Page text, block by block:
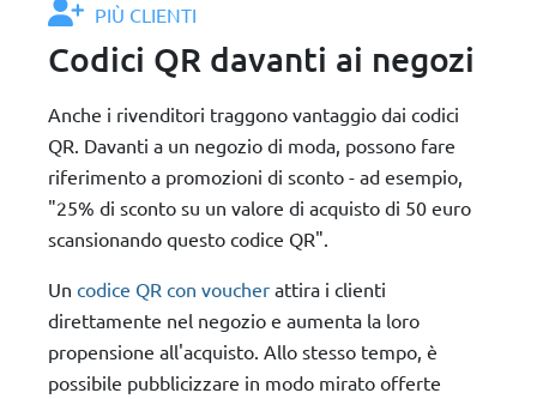
PIÙ CLIENTI
Codici QR davanti ai negozi
Anche i rivenditori traggono vantaggio dai codici
QR. Davanti a un negozio di moda, possono fare
riferimento a promozioni di sconto - ad esempio,
"25% di sconto su un valore di acquisto di 50 euro
scansionando questo codice QR".
Un codice QR con voucher attira i clienti
direttamente nel negozio e aumenta la loro
propensione all'acquisto. Allo stesso tempo, è
possibile pubblicizzare in modo mirato offerte